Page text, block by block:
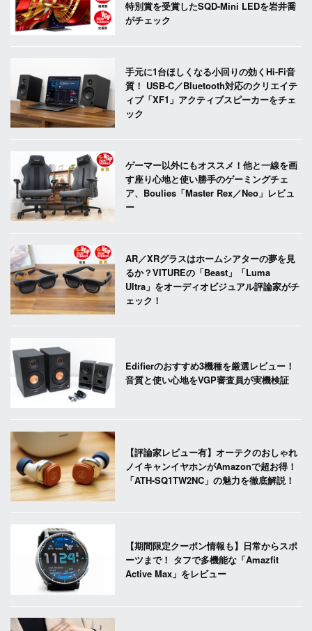
特別賞を受賞したSQD-Mini LEDを岩井喬
がチェック
手元に1台ほしくなる小回りの効くHi-Fi音
質！ USB-C／Bluetooth対応のクリエイテ
ィブ「XF1」アクティブスピーカーをチェ
ック
ゲーマー以外にもオススメ！他と一線を画
す座り心地と使い勝手のゲーミングチェ
ア、Boulies「Master Rex／Neo」レビュ
ー
AR／XRグラスはホームシアターの夢を見
るか？VITUREの「Beast」「Luma
Ultra」をオーディオビジュアル評論家がチ
ェック！
Edifierのおすすめ3機種を厳選レビュー！
音質と使い心地をVGP審査員が実機検証
【評論家レビュー有】オーテクのおしゃれ
ノイキャンイヤホンがAmazonで超お得！
「ATH-SQ1TW2NC」の魅力を徹底解説！
【期間限定クーポン情報も】日常からスポ
ーツまで！ タフで多機能な「Amazfit
Active Max」をレビュー